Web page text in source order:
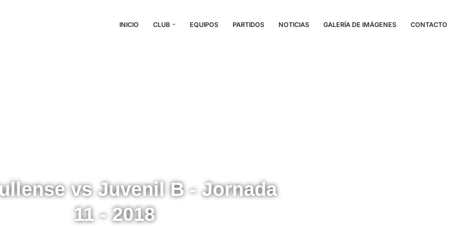
INICIO CLUB EQUIPOS PARTIDOS NOTICIAS GALERÍA DE IMÁGENES CONTACTO
vs Juvenil B - Jornada
11 - 2018